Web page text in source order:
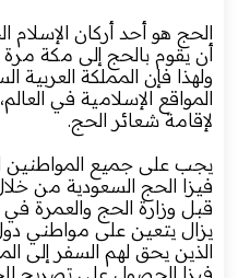
الحج هو أحد أركان
أن يقوم بالحج إلى مكة
ولهذا فإن المملكة
المواقع الإسلامية في
لإقامة شعائر الحج.
يجب على جميع المواطنين
فيزا الحج السعودية من
قبل وزارة الحج والعمرة في
يزال يتعين على مواطني
الذين يحق لهم السفر إلى
فيزا الحصول على تصريح